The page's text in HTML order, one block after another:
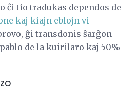
ĉi tio tradukas dependos de
kaj kiajn eblojn vi
ĝi transdonis ŝarĝon
de la kuirilaro kaj 50%